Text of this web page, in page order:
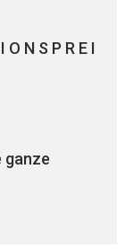
N S P R E I
ganze